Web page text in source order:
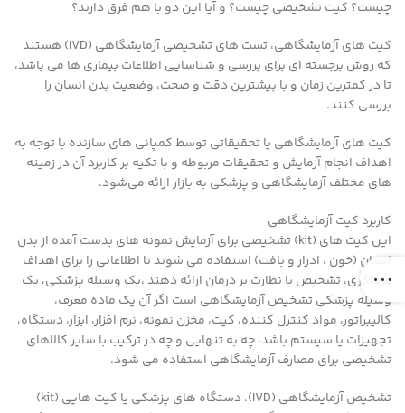
چیست؟ کیت تشخیصی چیست؟ و آیا این دو با هم فرق دارند؟
کیت های آزمایشگاهی، تست های تشخیصی آزمایشگاهی (IVD) هستند
که روش برجسته ای برای بررسی و شناسایی اطلاعات بیماری ها می باشد،
تا در کمترین زمان و با بیشترین دقت و صحت، وضعیت بدن انسان را
بررسی کنند.
کیت های آزمایشگاهی یا تحقیقاتی توسط کمپانی های سازنده با توجه به
اهداف انجام آزمایش و تحقیقات مربوطه و با تکیه بر کاربرد آن در زمینه
های مختلف آزمایشگاهی و پزشکی به بازار ارائه می‌شود.
کاربرد کیت آزمایشگاهی
این کیت های (kit) تشخیصی برای آزمایش نمونه های بدست آمده از بدن
انسان (خون ، ادرار و بافت) استفاده می شوند تا اطلاعاتی را برای اهداف
غربالگری، تشخیص یا نظارت بر درمان ارائه دهند ،یک وسیله پزشکی، یک
وسیله پزشکی تشخیص آزمایشگاهی است اگر آن یک ماده معرف،
کالیبراتور، مواد کنترل کننده، کیت، مخزن نمونه، نرم افزار، ابزار، دستگاه،
تجهیزات یا سیستم باشد، چه به تنهایی و چه در ترکیب با سایر کالاهای
تشخیصی برای مصارف آزمایشگاهی استفاده می شود.
تشخیص آزمایشگاهی (IVD)، دستگاه های پزشکی یا کیت هایی (kit)